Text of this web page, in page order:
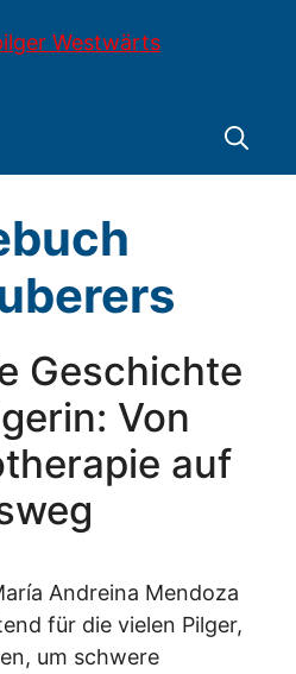
Geschichte
Von
auf
Andreina Mendoza
für die vielen Pilger,
um schwere